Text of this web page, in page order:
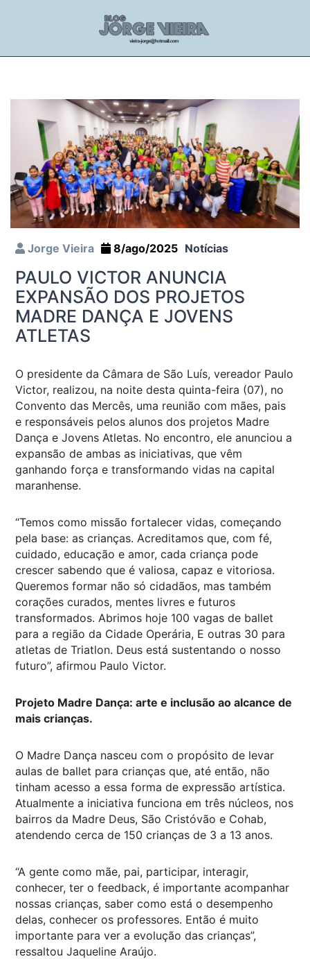
Jorge Vieira 8/ago/2025 Notícias
PAULO VICTOR ANUNCIA
EXPANSÃO DOS PROJETOS
MADRE DANÇA E JOVENS
ATLETAS
O presidente da Câmara de São Luís, vereador Paulo
Victor, realizou, na noite desta quinta-feira (07), no
Convento das Mercês, uma reunião com mães, pais
e responsáveis pelos alunos dos projetos Madre
Dança e Jovens Atletas. No encontro, ele anunciou a
expansão de ambas as iniciativas, que vêm
ganhando força e transformando vidas na capital
maranhense.
“Temos como missão fortalecer vidas, começando
pela base: as crianças. Acreditamos que, com fé,
cuidado, educação e amor, cada criança pode
crescer sabendo que é valiosa, capaz e vitoriosa.
Queremos formar não só cidadãos, mas também
corações curados, mentes livres e futuros
transformados. Abrimos hoje 100 vagas de ballet
para a região da Cidade Operária, E outras 30 para
atletas de Triatlon. Deus está sustentando o nosso
futuro”, afirmou Paulo Victor.
Projeto Madre Dança: arte e inclusão ao alcance de
mais crianças.
O Madre Dança nasceu com o propósito de levar
aulas de ballet para crianças que, até então, não
tinham acesso a essa forma de expressão artística.
Atualmente a iniciativa funciona em três núcleos, nos
bairros da Madre Deus, São Cristóvão e Cohab,
atendendo cerca de 150 crianças de 3 a 13 anos.
“A gente como mãe, pai, participar, interagir,
conhecer, ter o feedback, é importante acompanhar
nossas crianças, saber como está o desempenho
delas, conhecer os professores. Então é muito
importante para ver a evolução das crianças”,
ressaltou Jaqueline Araújo.